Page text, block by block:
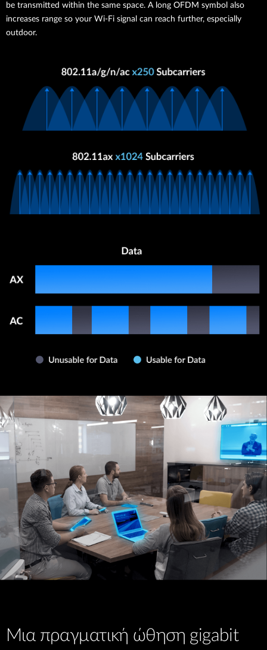
be transmitted within the same space. A long OFDM symbol also
increases range so your Wi-Fi signal can reach further, especially
outdoor.
Μια πραγματική ώθηση gigabit